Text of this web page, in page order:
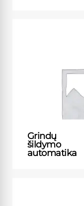
Grindų
šildymo
automatika